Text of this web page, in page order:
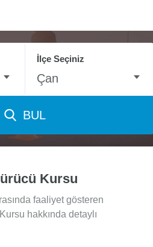
İlçe Seçiniz
Çan
BUL
Kursu
faaliyet gösteren
hakkında detaylı